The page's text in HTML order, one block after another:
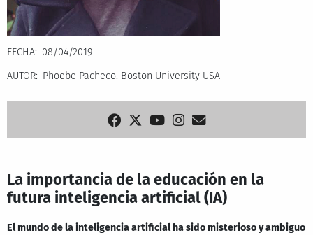
FECHA
08/04/2019
AUTOR
Phoebe Pacheco. Boston University USA
La importancia de la educación en la
futura inteligencia artificial (IA)
El mundo de la inteligencia artificial ha sido misterioso y ambiguo